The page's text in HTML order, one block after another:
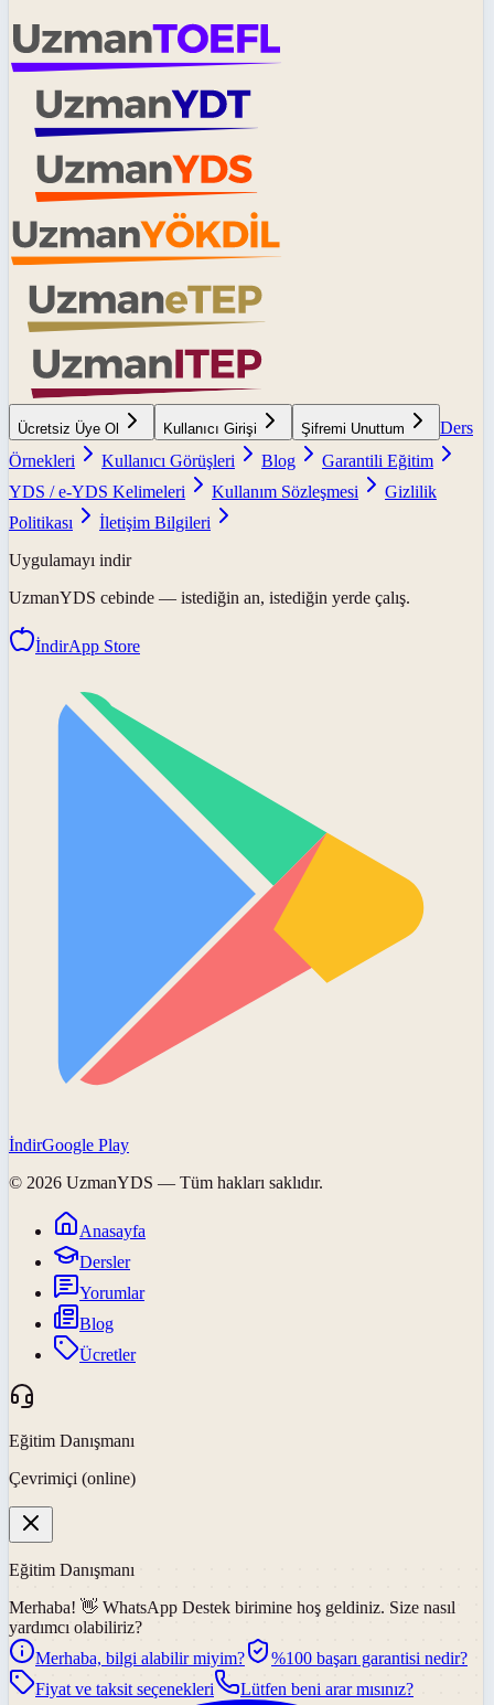
Ücretsiz Üye Ol Kullanıcı Girişi Şifremi Unuttum
Ders
Örnekleri
Kullanıcı Görüşleri Blog
Garantili Eğitim
YDS / e-YDS Kelimeleri
Kullanım Sözleşmesi
Gizlilik
Politikası
İletişim Bilgileri
Uygulamayı indir
UzmanYDS cebinde — istediğin an, istediğin yerde çalış.
İndirApp Store
İndirGoogle Play
© 2026 UzmanYDS — Tüm hakları saklıdır.
Anasayfa
Dersler
Yorumlar
Blog
Ücretler
Eğitim Danışmanı
Çevrimiçi (online)
Eğitim Danışmanı
Merhaba! 👋 WhatsApp Destek birimine hoş geldiniz. Size nasıl
yardımcı olabiliriz?
Merhaba, bilgi alabilir miyim?
%100 başarı garantisi nedir?
Fiyat ve taksit seçenekleri
Lütfen beni arar mısınız?